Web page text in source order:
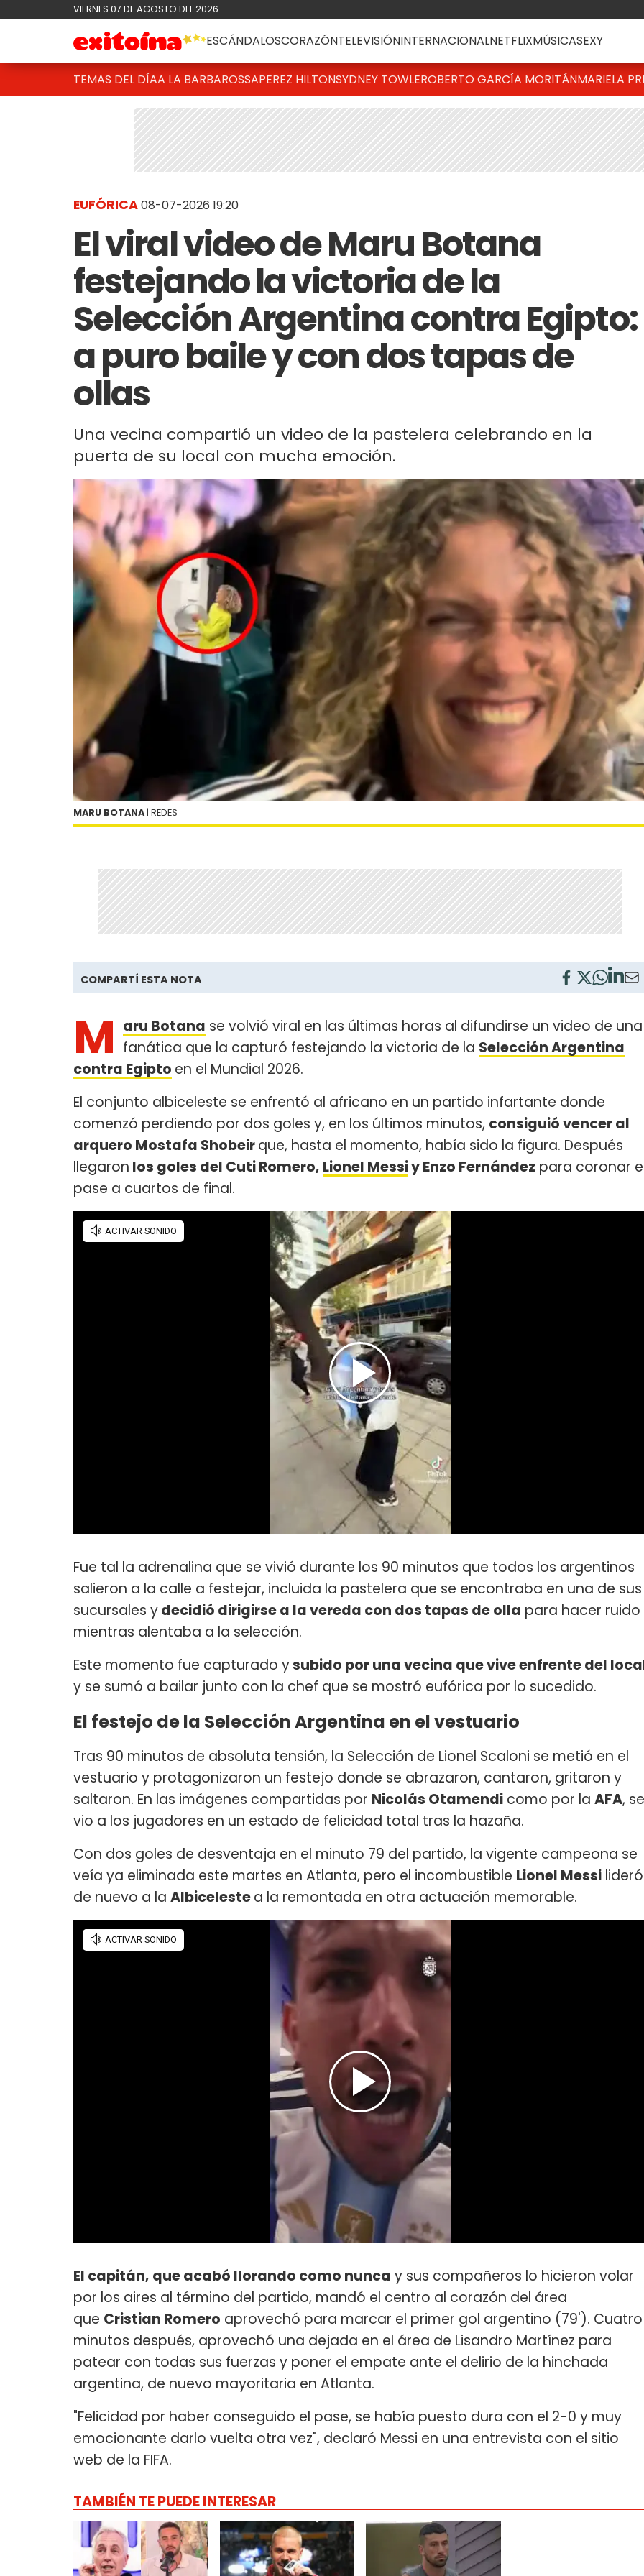
VIERNES 07 DE AGOSTO DEL 2026
ESCÁNDALOSCORAZÓNTELEVISIÓNINTERNACIONALNETFLIXMÚSICASEXY
TEMAS DEL DÍAA LA BARBAROSSAPEREZ HILTONSYDNEY TOWLEROBERTO GARCÍA MORITÁNMARIELA
EUFÓRICA08-07-2026 19:20
El viral video de Maru Botana
festejando la victoria de la
Selección Argentina contra Egipto:
a puro baile y con dos tapas de
ollas
Una vecina compartió un video de la pastelera celebrando en la
puerta de su local con mucha emoción.
MARU BOTANA | REDES
COMPARTÍ ESTA NOTA
M aru Botana se volvió viral en las últimas horas al difundirse un video de una
fanática que la capturó festejando la victoria de la Selección Argentina
contra Egipto en el Mundial 2026.
El conjunto albiceleste se enfrentó al africano en un partido infartante donde
comenzó perdiendo por dos goles y, en los últimos minutos, consiguió vencer al
arquero Mostafa Shobeirque, hasta el momento, había sido la figura. Después
llegaron los goles del Cuti Romero, Lionel Messiy Enzo Fernández para coronar
pase a cuartos de final.
Fue tal la adrenalina que se vivió durante los 90 minutos que todos los argentinos
salieron a la calle a festejar, incluida la pastelera que se encontraba en una de sus
sucursales ydecidió dirigirse a la vereda con dos tapas de olla para hacer ruido
mientras alentaba a la selección.
Este momento fue capturado ysubido por una vecina que vive enfrente del
y se sumó a bailar junto con la chef que se mostró eufórica por lo sucedido.
El festejo de la Selección Argentina en el vestuario
Tras 90 minutos de absoluta tensión, la Selección de Lionel Scaloni se metió en el
vestuario y protagonizaron un festejo donde se abrazaron, cantaron, gritaron y
saltaron. En las imágenes compartidas por Nicolás Otamendi como por la AFA, se
vio a los jugadores en un estado de felicidad total tras la hazaña.
Con dos goles de desventaja en el minuto 79 del partido, la vigente campeona se
veía ya eliminada este martes en Atlanta, pero el incombustible Lionel Messi lideró
de nuevo a la Albicelestea la remontada en otra actuación memorable.
El capitán, que acabó llorando como nunca y sus compañeros lo hicieron volar
por los aires al término del partido, mandó el centro al corazón del área
que Cristian Romero aprovechó para marcar el primer gol argentino (79'). Cuatro
minutos después, aprovechó una dejada en el área de Lisandro Martínez para
patear con todas sus fuerzas y poner el empate ante el delirio de la hinchada
argentina, de nuevo mayoritaria en Atlanta.
"Felicidad por haber conseguido el pase, se había puesto dura con el 2-0 y muy
emocionante darlo vuelta otra vez", declaró Messi en una entrevista con el sitio
web de la FIFA.
TAMBIÉN TE PUEDE INTERESAR